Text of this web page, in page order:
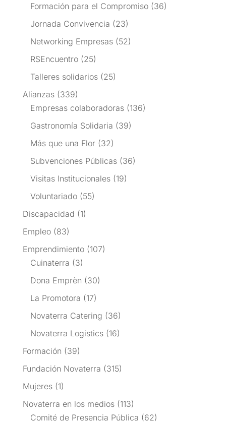
Formación para el Compromiso(36)
Jornada Convivencia (23)
Networking Empresas(52)
RSEncuentro(25)
Talleres solidarios(25)
Alianzas(339)
Empresas colaboradoras(136)
Gastronomía Solidaria (39)
Más que una Flor(32)
Subvenciones Públicas(36)
Visitas Institucionales(19)
Voluntariado(55)
Discapacidad (1)
Empleo(83)
Emprendimiento(107)
Cuinaterra (3)
Dona Emprèn (30)
La Promotora (17)
Novaterra Catering (36)
Novaterra Logistics(16)
Formación (39)
Fundación Novaterra (315)
Mujeres(1)
Novaterra en los medios(113)
Comité de Presencia Pública (62)